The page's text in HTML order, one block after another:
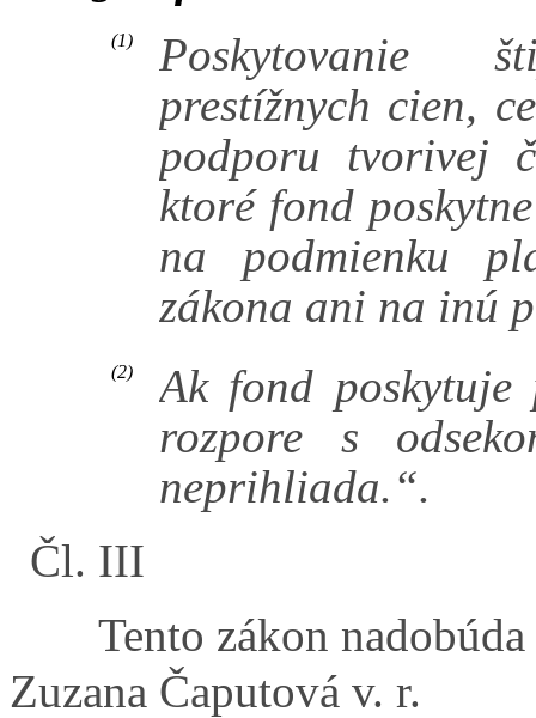
(1)
Poskytovanie
prestížnych cien,
podporu tvorivej
ktoré fond
na podmienku
zákona ani na inú
(2)
Ak fond
rozpore s
neprihliada.“.
Čl. III
Tento zákon
Zuzana Čaputová v. r.